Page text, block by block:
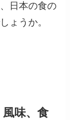
日本の食の
ょうか。
味、食